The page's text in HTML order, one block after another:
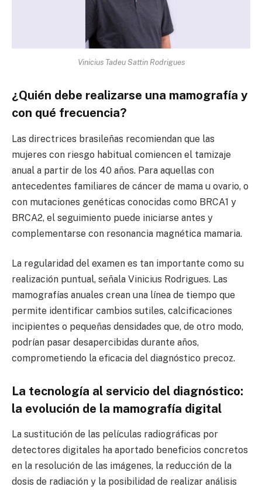
Vinicius Tadeu Sattin Rodrigues
¿Quién debe realizarse una mamografía y
con qué frecuencia?
Las directrices brasileñas recomiendan que las
mujeres con riesgo habitual comiencen el tamizaje
anual a partir de los 40 años. Para aquellas con
antecedentes familiares de cáncer de mama u ovario, o
con mutaciones genéticas conocidas como BRCA1 y
BRCA2, el seguimiento puede iniciarse antes y
complementarse con resonancia magnética mamaria.
La regularidad del examen es tan importante como su
realización puntual, señala Vinicius Rodrigues. Las
mamografías anuales crean una línea de tiempo que
permite identificar cambios sutiles, calcificaciones
incipientes o pequeñas densidades que, de otro modo,
podrían pasar desapercibidas durante años,
comprometiendo la eficacia del diagnóstico precoz.
La tecnología al servicio del diagnóstico:
la evolución de la mamografía digital
La sustitución de las películas radiográficas por
detectores digitales ha aportado beneficios concretos
en la resolución de las imágenes, la reducción de la
dosis de radiación y la posibilidad de realizar análisis